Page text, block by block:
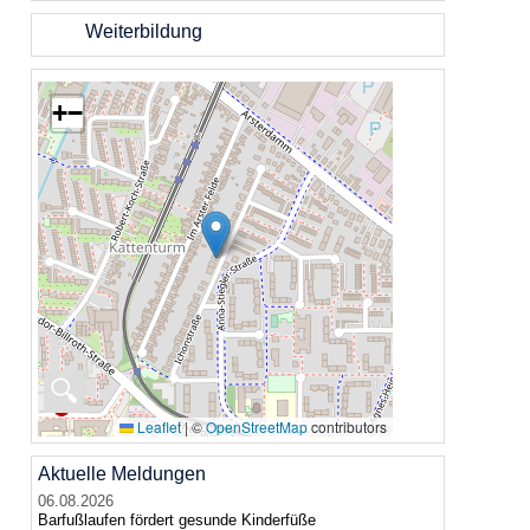
Weiterbildung
🔍
+−
Leaflet|©OpenStreetMapcontributors
Aktuelle Meldungen
06.08.2026
Barfußlaufen fördert gesunde Kinderfüße